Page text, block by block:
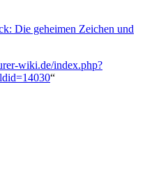
Die geheimen Zeichen und
wiki.de/index.php?
“